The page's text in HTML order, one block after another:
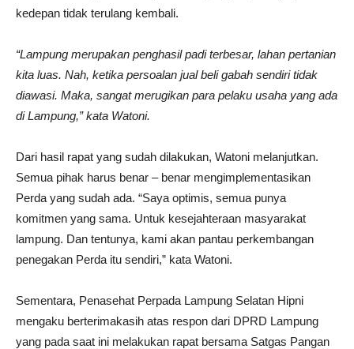
kedepan tidak terulang kembali.
“Lampung merupakan penghasil padi terbesar, lahan pertanian
kita luas. Nah, ketika persoalan jual beli gabah sendiri tidak
diawasi. Maka, sangat merugikan para pelaku usaha yang ada
di Lampung,” kata Watoni.
Dari hasil rapat yang sudah dilakukan, Watoni melanjutkan.
Semua pihak harus benar – benar mengimplementasikan
Perda yang sudah ada. “Saya optimis, semua punya
komitmen yang sama. Untuk kesejahteraan masyarakat
lampung. Dan tentunya, kami akan pantau perkembangan
penegakan Perda itu sendiri,” kata Watoni.
Sementara, Penasehat Perpada Lampung Selatan Hipni
mengaku berterimakasih atas respon dari DPRD Lampung
yang pada saat ini melakukan rapat bersama Satgas Pangan